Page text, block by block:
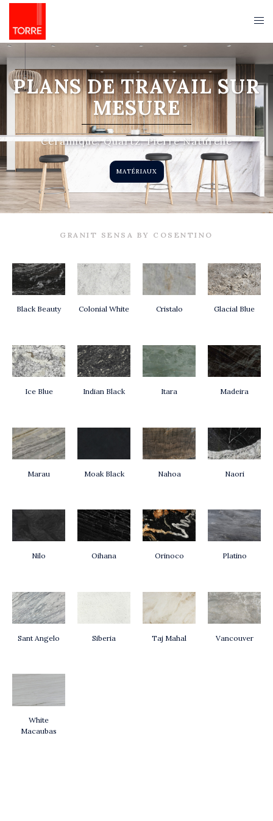
PLANS DE TRAVAIL SUR
MESURE
Céramique, Quartz, Pierre Naturelle
MATÉRIAUX
GRANIT SENSA BY COSENTINO
Black Beauty Colonial White Cristalo Glacial Blue
Ice Blue Indian Black Itara Madeira
Marau Moak Black Nahoa Naori
Nilo Oihana Orinoco Platino
Sant Angelo Siberia Taj Mahal Vancouver
White
Macaubas